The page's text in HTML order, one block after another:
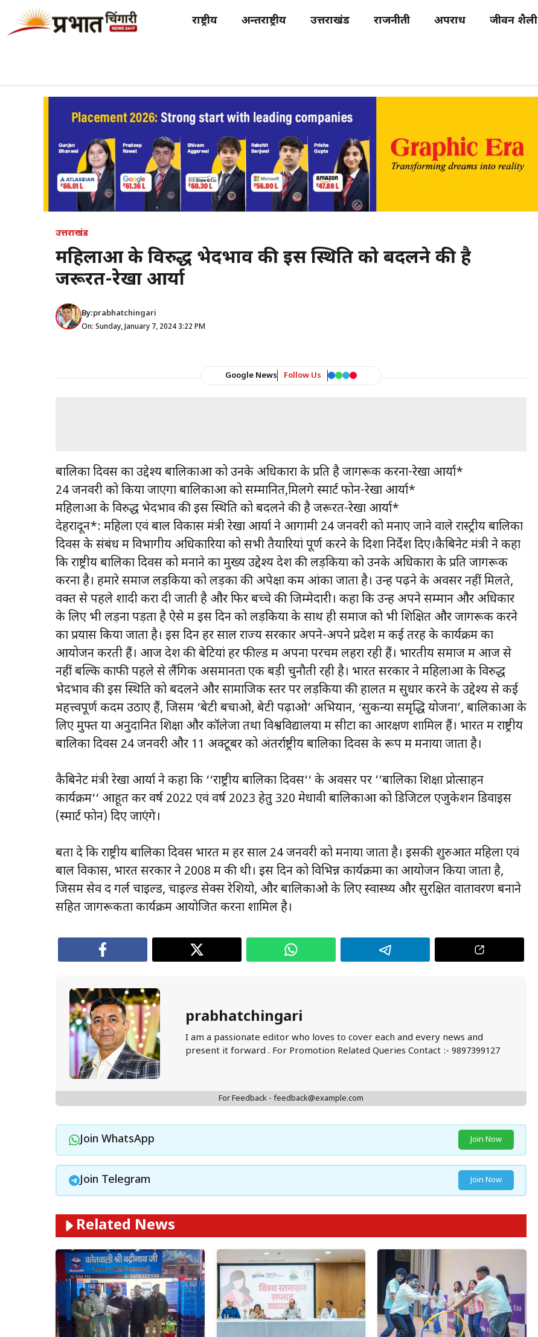
राष्ट्रीय अन्तर्राष्ट्रीय उत्तराखंड राजनीती अपराध जीवन शैली
उत्तराखंड
महिलाओं के विरुद्ध भेदभाव की इस स्थिति को बदलने की है
जरूरत-रेखा आर्या
By:prabhatchingari
On: Sunday, January 7, 2024 3:22 PM
Google News Follow Us
बालिका दिवस का उद्देश्य बालिकाओं को उनके अधिकारों के प्रति है जागरूक करना-रेखा आर्या*
24 जनवरी को किया जाएगा बालिकाओं को सम्मानित,मिलेंगे स्मार्ट फोन-रेखा आर्या*
महिलाओं के विरुद्ध भेदभाव की इस स्थिति को बदलने की है जरूरत-रेखा आर्या*
देहरादून*: महिला एवं बाल विकास मंत्री रेखा आर्या ने आगामी 24 जनवरी को मनाए जाने वाले रास्ट्रीय बालिका
दिवस के संबंध में विभागीय अधिकारियों को सभी तैयारियां पूर्ण करने के दिशा निर्देश दिए।कैबिनेट मंत्री ने कहा
कि राष्ट्रीय बालिका दिवस को मनाने का मुख्य उद्देश्य देश की लड़कियों को उनके अधिकारों के प्रति जागरूक
करना है। हमारे समाज लड़कियों को लड़कों की अपेक्षा कम आंका जाता है। उन्हें पढ़ने के अवसर नहीं मिलते,
वक्त से पहले शादी करा दी जाती है और फिर बच्चे की जिम्मेदारी। कहा कि उन्हें अपने सम्मान और अधिकार
के लिए भी लड़ना पड़ता है ऐसे में इस दिन को लड़कियों के साथ ही समाज को भी शिक्षित और जागरूक करने
का प्रयास किया जाता है। इस दिन हर साल राज्य सरकारें अपने-अपने प्रदेश में कई तरह के कार्यक्रम का
आयोजन करती हैं। आज देश की बेटियां हर फील्ड में अपना परचम लहरा रही हैं। भारतीय समाज में आज से
नहीं बल्कि काफी पहले से लैंगिक असमानता एक बड़ी चुनौती रही है। भारत सरकार ने महिलाओं के विरुद्ध
भेदभाव की इस स्थिति को बदलने और सामाजिक स्तर पर लड़कियों की हालत में सुधार करने के उद्देश्य से कई
महत्त्वपूर्ण कदम उठाए हैं, जिसमें ‘बेटी बचाओ, बेटी पढ़ाओ’ अभियान, ‘सुकन्या समृद्धि योजना’, बालिकाओं के
लिए मुफ्त या अनुदानित शिक्षा और कॉलेजों तथा विश्वविद्यालयों में सीटों का आरक्षण शामिल हैं। भारत में राष्ट्रीय
बालिका दिवस 24 जनवरी और 11 अक्टूबर को अंतर्राष्ट्रीय बालिका दिवस के रूप में मनाया जाता है।
कैबिनेट मंत्री रेखा आर्या ने कहा कि ‘‘राष्ट्रीय बालिका दिवस‘‘ के अवसर पर ’’बालिका शिक्षा प्रोत्साहन
कार्यक्रम‘‘ आहूत कर वर्ष 2022 एवं वर्ष 2023 हेतु 320 मेधावी बालिकाओं को डिजिटल एजुकेशन डिवाइस
(स्मार्ट फोन) दिए जाएंगे।
बता दे कि राष्ट्रीय बालिका दिवस भारत में हर साल 24 जनवरी को मनाया जाता है। इसकी शुरुआत महिला एवं
बाल विकास, भारत सरकार ने 2008 में की थी। इस दिन को विभिन्न कार्यक्रमों का आयोजन किया जाता है,
जिसमें सेव द गर्ल चाइल्ड, चाइल्ड सेक्स रेशियो, और बालिकाओ के लिए स्वास्थ्य और सुरक्षित वातावरण बनाने
सहित जागरूकता कार्यक्रम आयोजित करना शामिल है।
prabhatchingari
I am a passionate editor who loves to cover each and every news and
present it forward . For Promotion Related Queries Contact :- 9897399127
For Feedback - feedback@example.com
Join WhatsApp Join Now
Join Telegram Join Now
Related News